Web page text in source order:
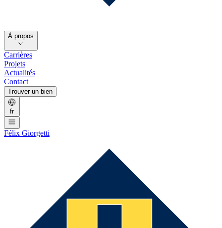
À propos
Carrières
Projets
Actualités
Contact
Trouver un bien
fr
Félix Giorgetti